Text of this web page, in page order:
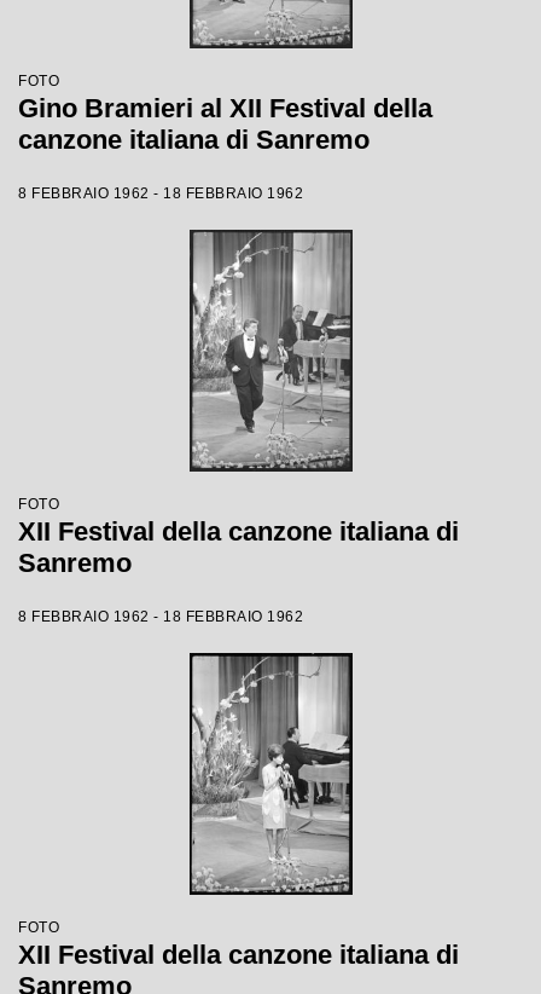
FOTO
Gino Bramieri al XII Festival della
canzone italiana di Sanremo
8 FEBBRAIO 1962 - 18 FEBBRAIO 1962
FOTO
XII Festival della canzone italiana di
Sanremo
8 FEBBRAIO 1962 - 18 FEBBRAIO 1962
FOTO
XII Festival della canzone italiana di
Sanremo